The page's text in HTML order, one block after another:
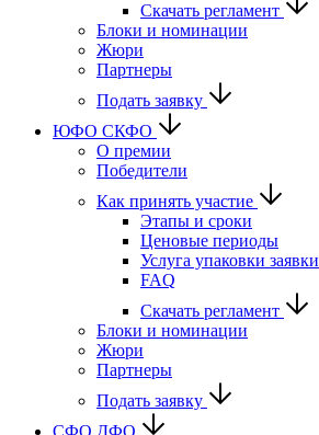
Скачать регламент
Блоки и номинации
Жюри
Партнеры
Подать заявку
ЮФО СКФО
О премии
Победители
Как принять участие
Этапы и сроки
Ценовые периоды
Услуга упаковки заявки
FAQ
Скачать регламент
Блоки и номинации
Жюри
Партнеры
Подать заявку
CФО ДФО